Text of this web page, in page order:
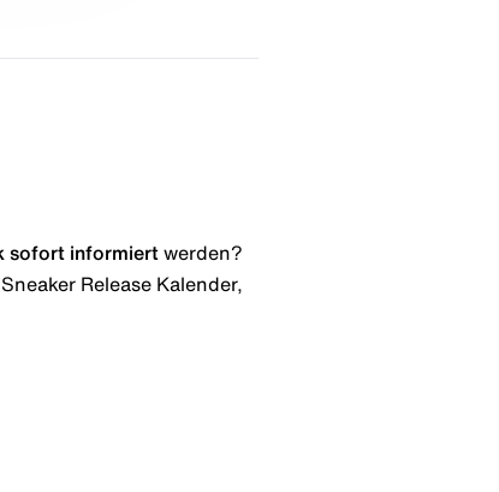
sofort informiert werden?
Release Kalender,